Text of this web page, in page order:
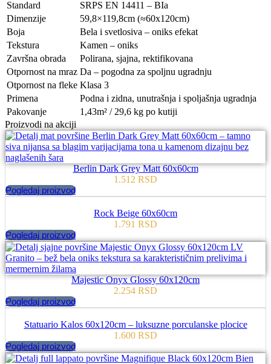
Standard
SRPS EN 14411 – BIa
Dimenzije
59,8×119,8cm (≈60x120cm)
Boja
Bela i svetlosiva – oniks efekat
Tekstura
Kamen – oniks
Završna obrada
Polirana, sjajna, rektifikovana
Otpornost na mraz Da – pogodna za spoljnu ugradnju
Otpornost na fleke Klasa 3
Primena
Podna i zidna, unutrašnja i spoljašnja ugradnja
Pakovanje
1,43m² / 29,6 kg po kutiji
Proizvodi na akciji
Berlin Dark Grey Matt 60x60cm
1.512 RSD
Pogledaj proizvod
Rock Beige 60x60cm
1.791 RSD
Pogledaj proizvod
Majestic Onyx Glossy 60x120cm
2.254 RSD
Pogledaj proizvod
Statuario Kalos 60x120cm – luksuzne porculanske plocice
1.600 RSD
Pogledaj proizvod